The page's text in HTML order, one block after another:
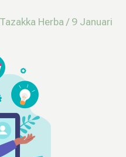
Tazakka Herba / 9 Januari